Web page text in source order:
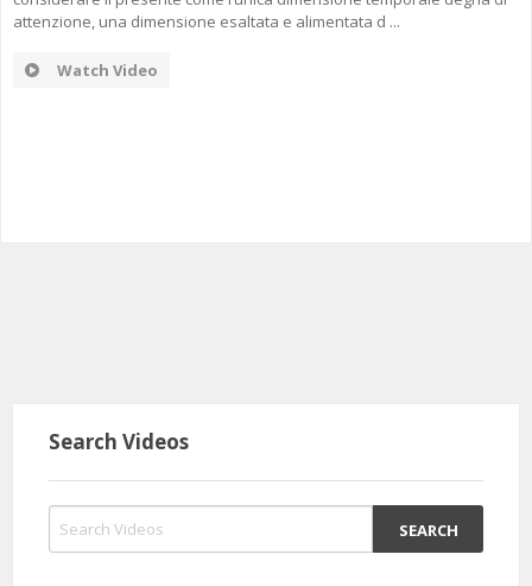
attenzione, una dimensione esaltata e alimentata d ...
Watch Video
Search Videos